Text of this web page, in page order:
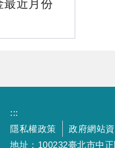
最近月份
:::
隱私權政策
政府網站
地址：100232臺北市中